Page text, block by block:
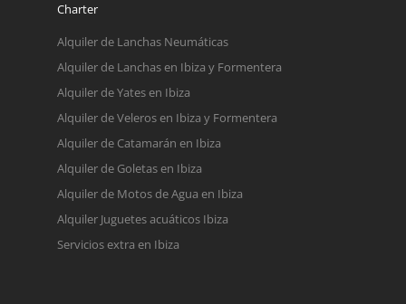
Charter
Alquiler de Lanchas Neumáticas
Alquiler de Lanchas en Ibiza y Formentera
Alquiler de Yates en Ibiza
Alquiler de Veleros en Ibiza y Formentera
Alquiler de Catamarán en Ibiza
Alquiler de Goletas en Ibiza
Alquiler de Motos de Agua en Ibiza
Alquiler Juguetes acuáticos Ibiza
Servicios extra en Ibiza